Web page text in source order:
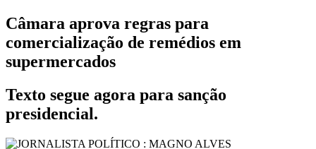
Câmara aprova regras para
comercialização de remédios em
supermercados
Texto segue agora para sanção
presidencial.